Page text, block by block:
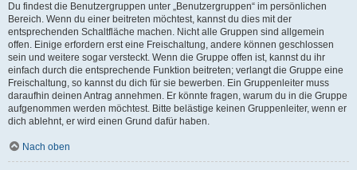
Du findest die Benutzergruppen unter „Benutzergruppen“ im persönlichen
Bereich. Wenn du einer beitreten möchtest, kannst du dies mit der
entsprechenden Schaltfläche machen. Nicht alle Gruppen sind allgemein
offen. Einige erfordern erst eine Freischaltung, andere können geschlossen
sein und weitere sogar versteckt. Wenn die Gruppe offen ist, kannst du ihr
einfach durch die entsprechende Funktion beitreten; verlangt die Gruppe eine
Freischaltung, so kannst du dich für sie bewerben. Ein Gruppenleiter muss
daraufhin deinen Antrag annehmen. Er könnte fragen, warum du in die Gruppe
aufgenommen werden möchtest. Bitte belästige keinen Gruppenleiter, wenn er
dich ablehnt, er wird einen Grund dafür haben.
Nach oben